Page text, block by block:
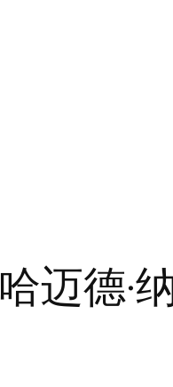
迈德·